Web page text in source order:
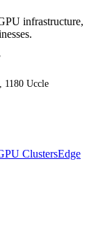
infrastructure,
1180 Uccle
ClustersEdge